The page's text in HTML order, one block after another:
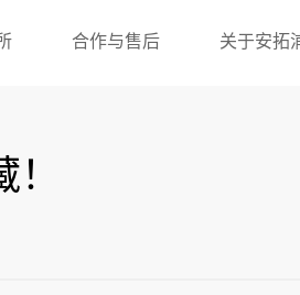
合作与售后 关于安拓